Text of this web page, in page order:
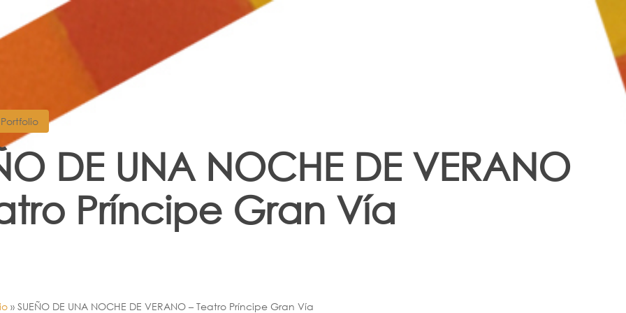
Portfolio
DE UNA NOCHE DE VERANO
Príncipe Gran Vía
» SUEÑO DE UNA NOCHE DE VERANO – Teatro Príncipe Gran Vía